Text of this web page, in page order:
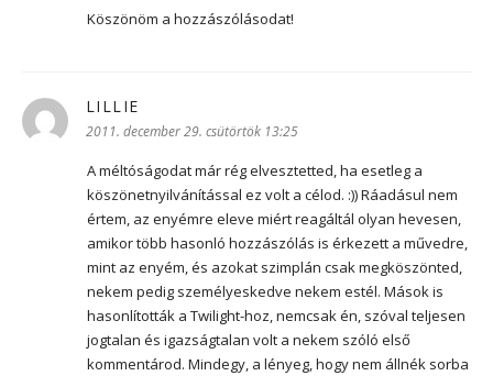
Köszönöm a hozzászólásodat!
LILLIE
2011. december 29. csütörtök 13:25
A méltóságodat már rég elvesztetted, ha esetleg a
köszönetnyilvánítással ez volt a célod. :)) Ráadásul nem
értem, az enyémre eleve miért reagáltál olyan hevesen,
amikor több hasonló hozzászólás is érkezett a művedre,
mint az enyém, és azokat szimplán csak megköszönted,
nekem pedig személyeskedve nekem estél. Mások is
hasonlították a Twilight-hoz, nemcsak én, szóval teljesen
jogtalan és igazságtalan volt a nekem szóló első
kommentárod. Mindegy, a lényeg, hogy nem állnék sorba